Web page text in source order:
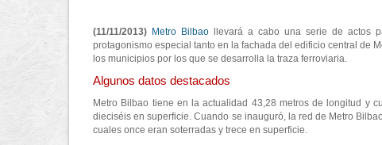
(11/11/2013) Metro Bilbao llevará a cabo una serie de actos
protagonismo especial tanto en la fachada del edificio central de
los municipios por los que se desarrolla la traza ferroviaria.
Algunos datos destacados
Metro Bilbao tiene en la actualidad 43,28 metros de longitud y
dieciséis en superficie. Cuando se inauguró, la red de Metro
cuales once eran soterradas y trece en superficie.